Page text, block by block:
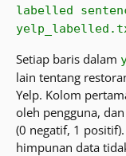
labelled
Setiap baris dalam
lain tentang
Yelp. Kolom
oleh pengguna,
(0 negatif, 1
himpunan data